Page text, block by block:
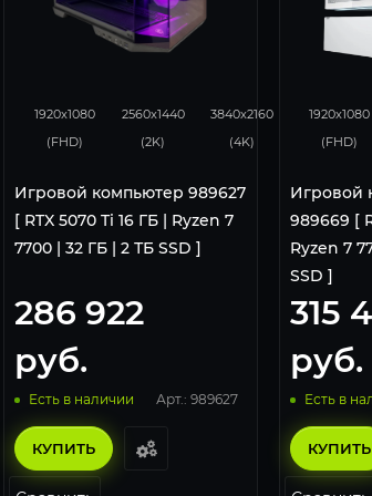
1920x1080
(FHD)
2560x1440
(2K)
3840x2160
(4K)
Игровой компьютер 989627
[ RTX 5070 Ti 16 ГБ | Ryzen 7
7700 | 32 ГБ | 2 ТБ SSD ]
286 922
руб.
Есть в наличии Арт.: 989627
КУПИТЬ
1920x1080
(FHD)
Игровой
989669 [
Ryzen 7
SSD ]
315
руб.
Есть в
КУПИТЬ